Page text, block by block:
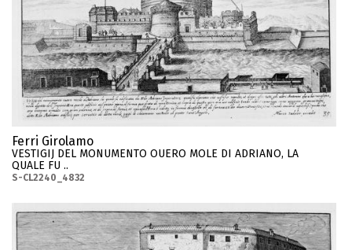
Ferri Girolamo
VESTIGIJ DEL MONUMENTO OUERO MOLE DI ADRIANO, LA
QUALE FU ..
S-CL2240_4832